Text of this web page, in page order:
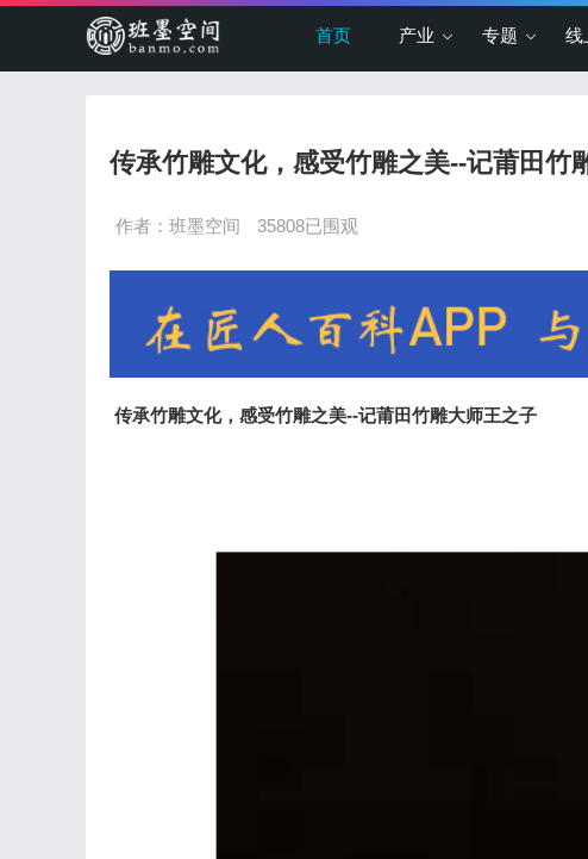
首页 产业 专题 线
传承竹雕文化，感受竹雕之美--记莆田竹
作者：班墨空间 35808已围观
传承竹雕文化，感受竹雕之美--记莆田竹雕大师王之子